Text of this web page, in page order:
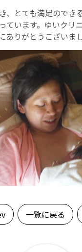
、とても満足のでき
ています。ゆいクリ
ありがとうございまし
一覧に戻る